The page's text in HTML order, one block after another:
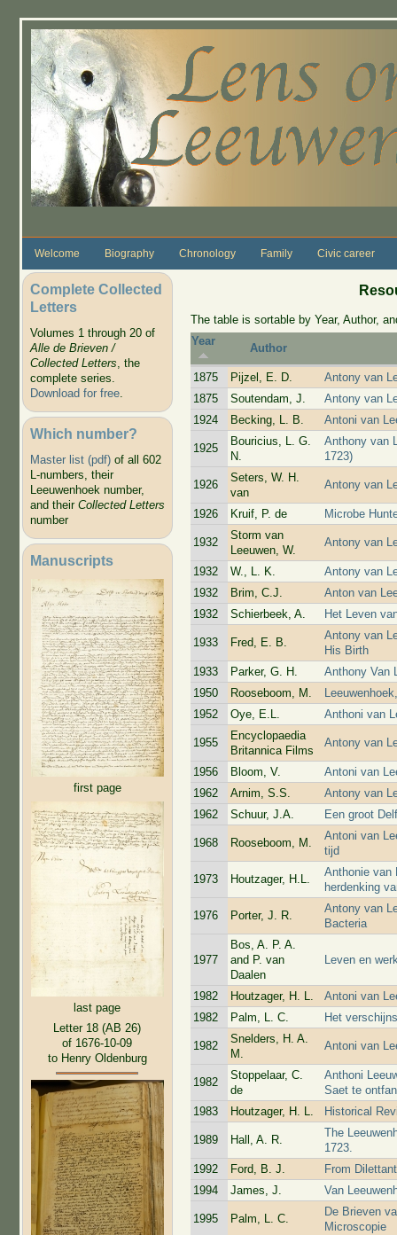
Welcome Biography Chronology Family Civic career
Complete Collected
Letters
Volumes 1 through 20 of
Alle de Brieven /
Collected Letters, the
complete series.
Download for free.
Which number?
Master list (pdf)of all 602
L-numbers, their
Leeuwenhoek number,
and their Collected Letters
number
Manuscripts
first page
last page
Letter 18 (AB 26)
of 1676-10-09
to Henry Oldenburg
The table is sortable by Year, Author,
Year
Author
1875 Pijzel, E. D.
Antony van
1875
Soutendam, J.
Antony van
1924
Becking, L. B. Antoni van
1925
Bouricius, L. G.
N.
Anthony van
1723)
1926
Seters, W. H.
van
Antony van
1926 Kruif, P. de Microbe
1932
Storm van
Leeuwen, W.
Antony van
1932 W., L. K.
Antony van
1932
Brim, C.J.
Anton van
1932
Schierbeek, A. Het Leven
1933 Fred, E. B.
Antony van
His Birth
1933
Parker, G. H.
Anthony Van
1950
Rooseboom, M.
1952
Oye, E.L. Anthoni van
1955
Encyclopaedia
Britannica Films
Antony van
1956 Bloom, V.
Antoni van
1962
Arnim, S.S.
Antony van
1962
Schuur, J.A. Een groot
1968 Rooseboom, M.
Antoni van
tijd
1973 Houtzager, H.L.
Anthonie van
herdenking
1976 Porter, J. R.
Antony van
Bacteria
1977
Bos, A. P. A.
and P. van
Daalen
Leven en
1982 Houtzager, H. L.
Antoni van
1982
Palm, L. C. Het
1982
Snelders, H. A.
M.
Antoni van
1982
Stoppelaar, C.
de
Anthoni
Saet te
1983
Houtzager, H. L. Historical
1989 Hall, A. R.
The
1723.
1992
Ford, B. J.
From
1994
James, J. Van
1995 Palm, L. C.
De Brieven
Microscopie